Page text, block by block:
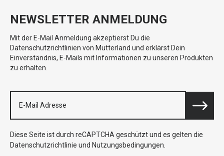
NEWSLETTER ANMELDUNG
Mit der E-Mail Anmeldung akzeptierst Du die
Datenschutzrichtlinien von Mutterland und erklärst Dein
Einverständnis, E-Mails mit Informationen zu unseren Produkten
zu erhalten.
Diese Seite ist durch reCAPTCHA geschützt und es gelten die
Datenschutzrichtlinie und Nutzungsbedingungen